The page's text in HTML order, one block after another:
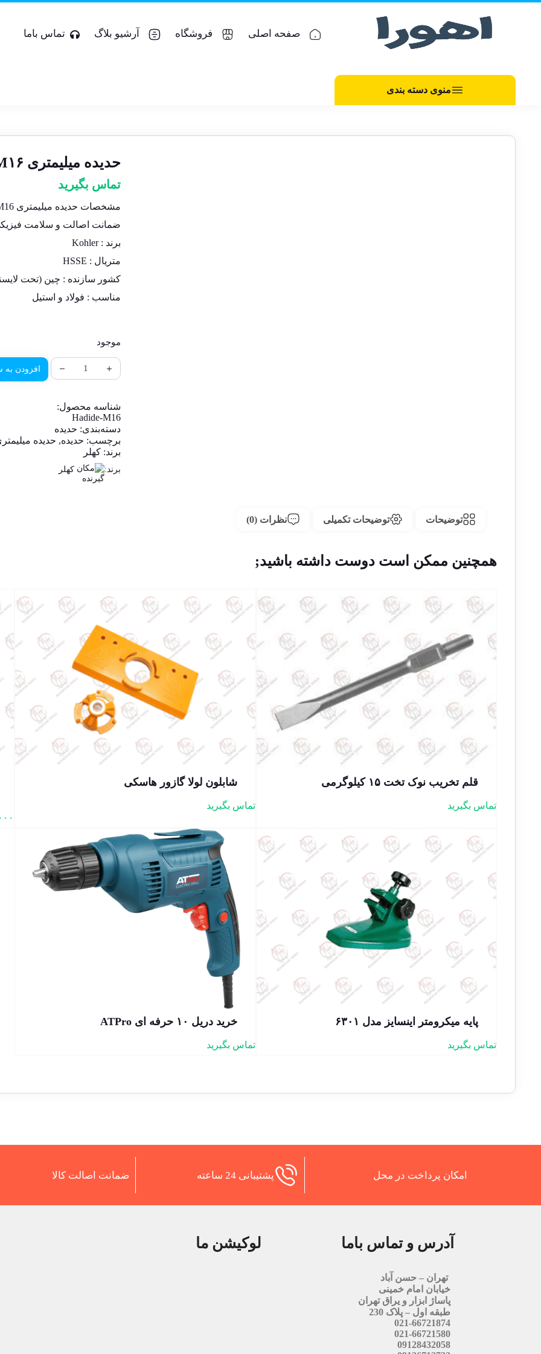
صفحه اصلی فروشگاه آرشیو بلاگ تماس باما
منوی دسته بندی
حدیده میلیمتری M۱۶
تماس بگیرید
مشخصات حدیده میلیمتری M16 کهلر
ضمانت اصالت و سلامت
برند : Kohler
متریال : HSSE
کشور سازنده : چین (تحت
مناسب : فولاد و استیل
موجود
افزودن به
شناسه محصول:
Hadide-M16
دسته‌بندی: حدیده
برچسب: حدیده, حدیده
برند: کهلر
برند: کهلر
توضیحات توضیحات تکمیلی نظرات (0)
همچنین ممکن است دوست داشته باشید;
قلم تخریب نوک تخت ۱۵ کیلوگرمی
تماس بگیرید
شابلون لولا گازور هاسکی
تماس بگیرید
پایه میکرومتر اینسایز مدل ۶۳۰۱
تماس بگیرید
خرید دریل ۱۰ حرفه ای ATPro
تماس بگیرید
امکان پرداخت در محل پشتیبانی 24 ساعته ضمانت اصالت کالا
آدرس و تماس باما
تهران – حسن آباد
خیابان امام خمینی
پاساژ ابزار و یراق تهران
طبقه اول – پلاک 230
021-66721874
021-66721580
09128432058
لوکیشن ما